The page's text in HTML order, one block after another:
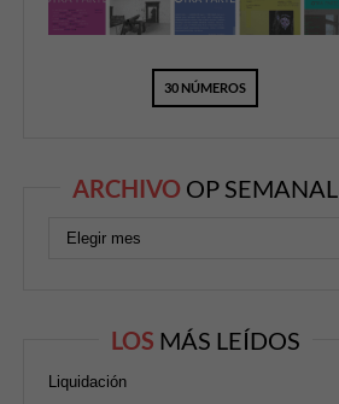
30 NÚMEROS
ARCHIVO OP SEMANAL
LOS MÁS LEÍDOS
Liquidación